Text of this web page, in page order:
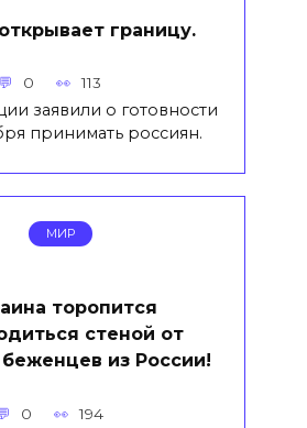
границу.
0 113
заявили о готовности
принимать россиян.
МИР
торопится
стеной от
из России!
0 194